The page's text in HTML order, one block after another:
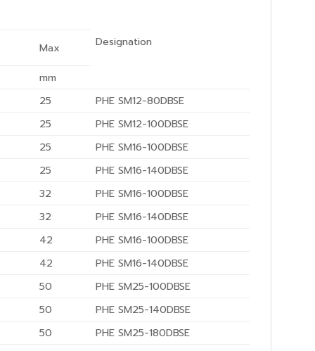
Designation
Max
mm
25
PHE SM12-80DBSE
25
PHE SM12-100DBSE
25
PHE SM16-100DBSE
25
PHE SM16-140DBSE
32
PHE SM16-100DBSE
32
PHE SM16-140DBSE
42
PHE SM16-100DBSE
42
PHE SM16-140DBSE
50
PHE SM25-100DBSE
50
PHE SM25-140DBSE
50
PHE SM25-180DBSE